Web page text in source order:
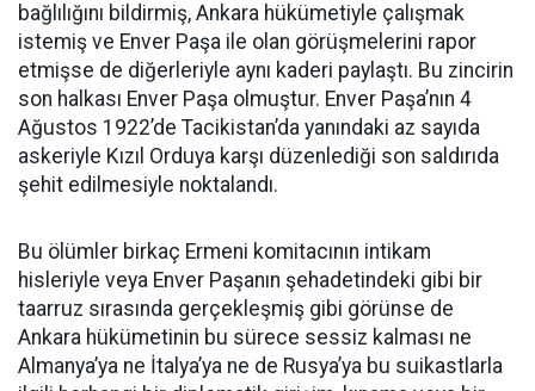
bağlılığını bildirmiş, Ankara hükümetiyle çalışmak
istemiş ve Enver Paşa ile olan görüşmelerini rapor
etmişse de diğerleriyle aynı kaderi paylaştı. Bu zincirin
son halkası Enver Paşa olmuştur. Enver Paşa’nın 4
Ağustos 1922’de Tacikistan’da yanındaki az sayıda
askeriyle Kızıl Orduya karşı düzenlediği son saldırıda
şehit edilmesiyle noktalandı.
Bu ölümler birkaç Ermeni komitacının intikam
hisleriyle veya Enver Paşanın şehadetindeki gibi bir
taarruz sırasında gerçekleşmiş gibi görünse de
Ankara hükümetinin bu sürece sessiz kalması ne
Almanya’ya ne İtalya’ya ne de Rusya’ya bu suikastlarla